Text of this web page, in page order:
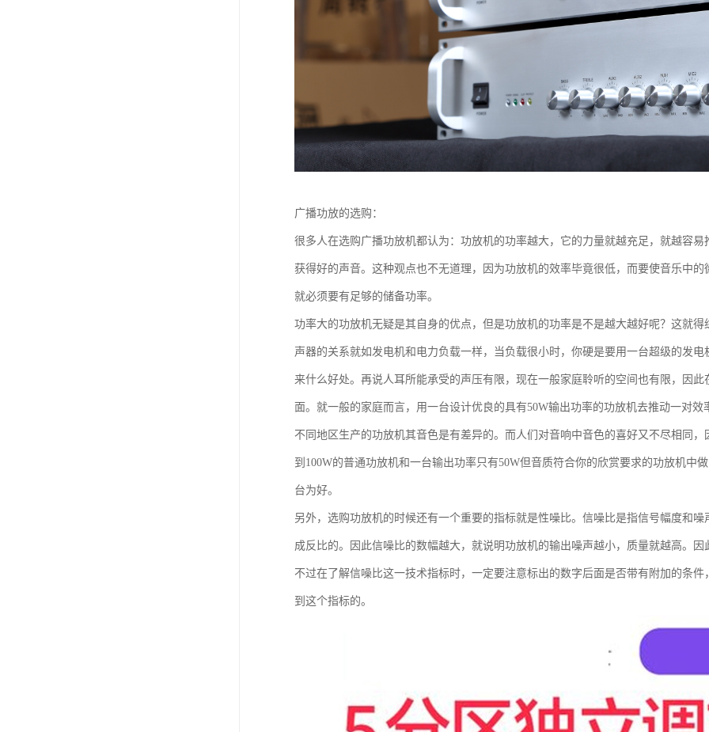
广播功放的选购：
很多人在选购广播功放机都认为：功放机的功率越大，它的力量就越充足，就越容
获得好的声音。这种观点也不无道理，因为功放机的效率毕竟很低，而要使音乐中
就必须要有足够的储备功率。
功率大的功放机无疑是其自身的优点，但是功放机的功率是不是越大越好呢？这就
声器的关系就如发电机和电力负载一样，当负载很小时，你硬是要用一台超级的发
来什么好处。再说人耳所能承受的声压有限，现在一般家庭聆听的空间也有限，因
面。就一般的家庭而言，用一台设计优良的具有50W输出功率的功放机去推动一对
不同地区生产的功放机其音色是有差异的。而人们对音响中音色的喜好又不尽相同
到100W的普通功放机和一台输出功率只有50W但音质符合你的欣赏要求的功放机中
台为好。
另外，选购功放机的时候还有一个重要的指标就是性噪比。信噪比是指信号幅度和
成反比的。因此信噪比的数幅越大，就说明功放机的输出噪声越小，质量就越高。
不过在了解信噪比这一技术指标时，一定要注意标出的数字后面是否带有附加的条
到这个指标的。